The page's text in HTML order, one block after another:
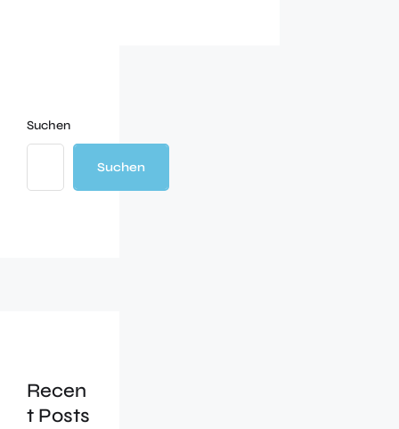
Suchen
Suchen
Recen
t Posts